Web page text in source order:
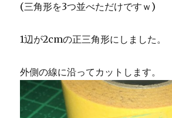
(三角形を3つ並べただけですｗ)
1辺が2cmの正三角形にしました。
外側の線に沿ってカットします。